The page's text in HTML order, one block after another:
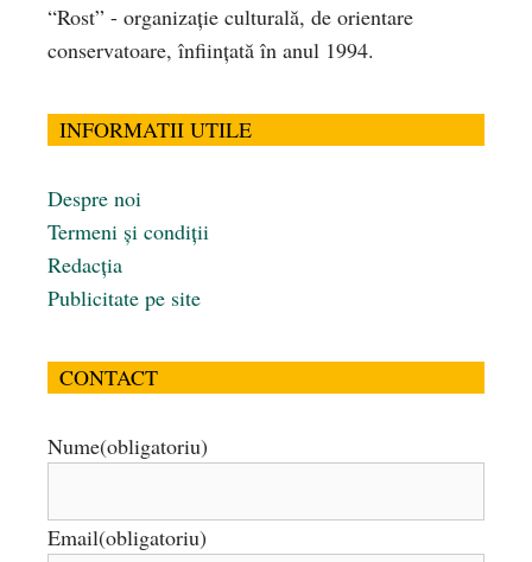
“Rost” - organizaţie culturală, de orientare
conservatoare, înfiinţată în anul 1994.
INFORMATII UTILE
Despre noi
Termeni și condiții
Redacția
Publicitate pe site
CONTACT
Nume(obligatoriu)
Email(obligatoriu)